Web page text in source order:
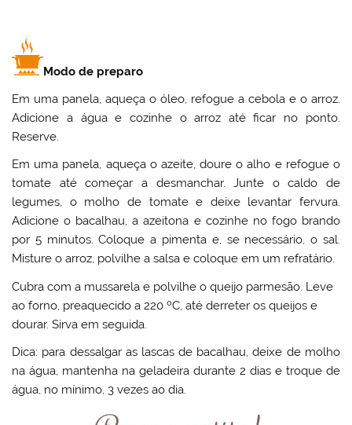
Modo de preparo
Em uma panela, aqueça o óleo, refogue a cebola e o arroz.
Adicione a água e cozinhe o arroz até ficar no ponto.
Reserve.
Em uma panela, aqueça o azeite, doure o alho e refogue o
tomate até começar a desmanchar. Junte o caldo de
legumes, o molho de tomate e deixe levantar fervura.
Adicione o bacalhau, a azeitona e cozinhe no fogo brando
por 5 minutos. Coloque a pimenta e, se necessário, o sal.
Misture o arroz, polvilhe a salsa e coloque em um refratário.
Cubra com a mussarela e polvilhe o queijo parmesão. Leve
ao forno, preaquecido a 220 ºC, até derreter os queijos e
dourar. Sirva em seguida.
Dica: para dessalgar as lascas de bacalhau, deixe de molho
na água, mantenha na geladeira durante 2 dias e troque de
água, no mínimo, 3 vezes ao dia.